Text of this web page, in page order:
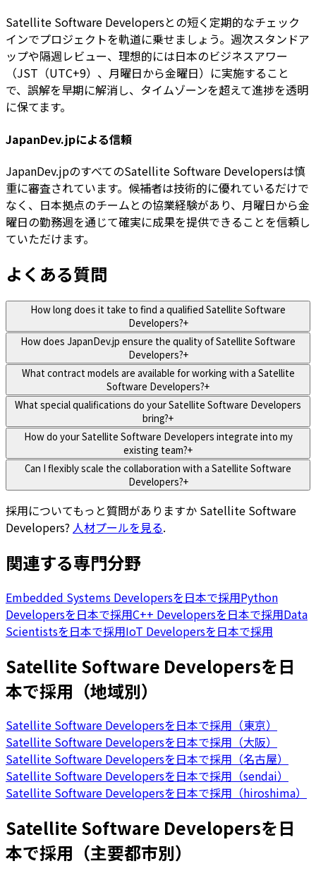
Satellite Software Developersとの短く定期的なチェック
インでプロジェクトを軌道に乗せましょう。週次スタンドア
ップや隔週レビュー、理想的には日本のビジネスアワー
（JST（UTC+9）、月曜日から金曜日）に実施すること
で、誤解を早期に解消し、タイムゾーンを超えて進捗を透明
に保てます。
JapanDev.jpによる信頼
JapanDev.jpのすべてのSatellite Software Developersは慎
重に審査されています。候補者は技術的に優れているだけで
なく、日本拠点のチームとの協業経験があり、月曜日から金
曜日の勤務週を通じて確実に成果を提供できることを信頼し
ていただけます。
よくある質問
How long does it take to find a qualified Satellite Software
Developers?+
How does JapanDev.jp ensure the quality of Satellite Software
Developers?+
What contract models are available for working with a Satellite
Software Developers?+
What special qualifications do your Satellite Software Developers
bring?+
How do your Satellite Software Developers integrate into my
existing team?+
Can I flexibly scale the collaboration with a Satellite Software
Developers?+
採用についてもっと質問がありますか Satellite Software
Developers? 人材プールを見る.
関連する専門分野
Embedded Systems Developersを日本で採用Python
Developersを日本で採用C++ Developersを日本で採用Data
Scientistsを日本で採用IoT Developersを日本で採用
Satellite Software Developersを日
本で採用（地域別）
Satellite Software Developersを日本で採用（東京）
Satellite Software Developersを日本で採用（大阪）
Satellite Software Developersを日本で採用（名古屋）
Satellite Software Developersを日本で採用（sendai）
Satellite Software Developersを日本で採用（hiroshima）
Satellite Software Developersを日
本で採用（主要都市別）